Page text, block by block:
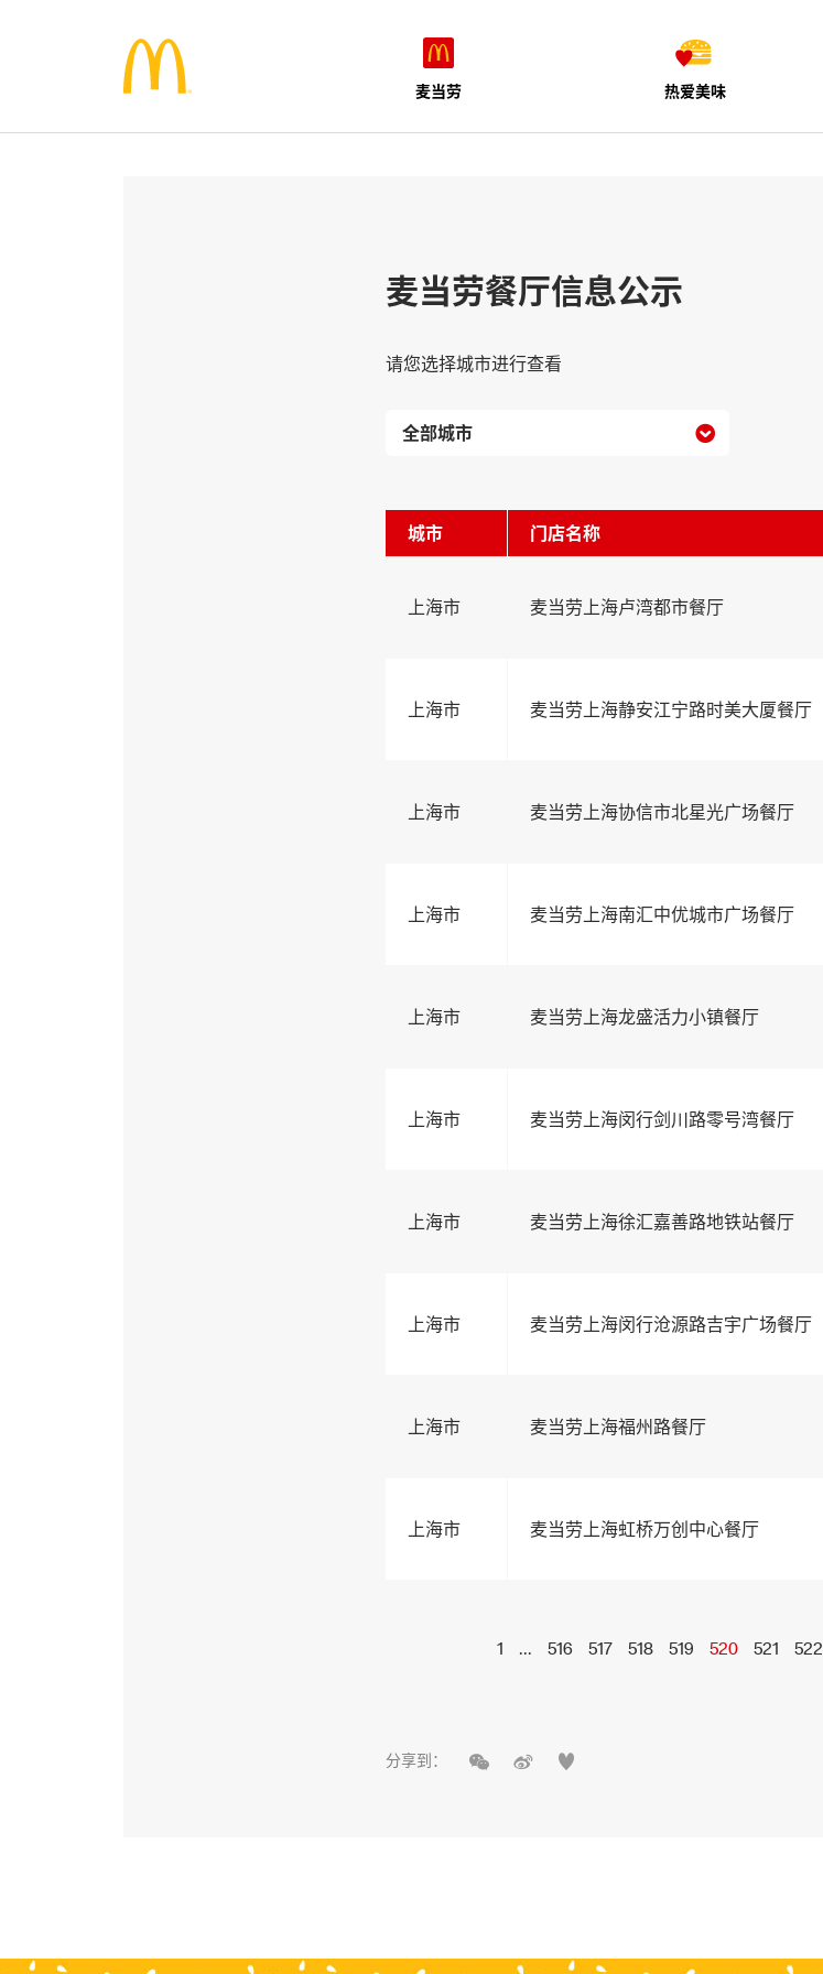
麦当劳 热爱美味
麦当劳餐厅信息公示
请您选择城市进行查看

城市 门店名称
上海市 麦当劳上海卢湾都市餐厅
上海市 麦当劳上海静安江宁路时美大厦餐厅
上海市 麦当劳上海协信市北星光广场餐厅
上海市 麦当劳上海南汇中优城市广场餐厅
上海市 麦当劳上海龙盛活力小镇餐厅
上海市 麦当劳上海闵行剑川路零号湾餐厅
上海市 麦当劳上海徐汇嘉善路地铁站餐厅
上海市 麦当劳上海闵行沧源路吉宇广场餐厅
上海市 麦当劳上海福州路餐厅
上海市 麦当劳上海虹桥万创中心餐厅
1 ... 516 517 518 519 520 521 522
分享到：   